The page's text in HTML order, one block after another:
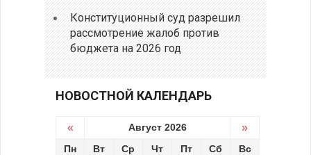
Конституционный суд разрешил
рассмотрение жалоб против
бюджета на 2026 год
НОВОСТНОЙ КАЛЕНДАРЬ
« Август 2026 »
Пн Вт Ср Чт Пт Сб
Вс